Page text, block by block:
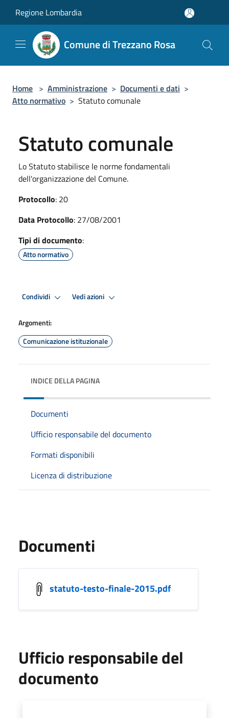
Regione Lombardia
Comune di Trezzano Rosa
Home > Amministrazione > Documenti e dati >
Atto normativo > Statuto comunale
Statuto comunale
Lo Statuto stabilisce le norme fondamentali
dell'organizzazione del Comune.
Protocollo: 20
Data Protocollo: 27/08/2001
Tipi di documento:
Atto normativo
Condividi Vedi azioni
Argomenti:
Comunicazione istituzionale
INDICE DELLA PAGINA
Documenti
Ufficio responsabile del documento
Formati disponibili
Licenza di distribuzione
Documenti
statuto-testo-finale-2015.pdf
Ufficio responsabile del
documento